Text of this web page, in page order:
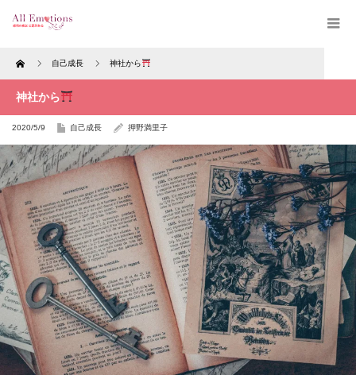
Home 自己成長 神社から
神社から
2020/5/9 自己成長 押野満里子